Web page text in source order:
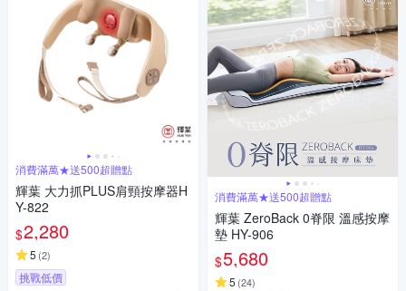
消費滿萬★送500超贈點
輝葉 大力抓PLUS肩頸按摩器H
Y-822
$2,280
5 (2)
挑戰低價
消費滿萬★送500超贈點
輝葉 ZeroBack 0脊限 溫感按摩
墊 HY-906
$5,680
5 (24)